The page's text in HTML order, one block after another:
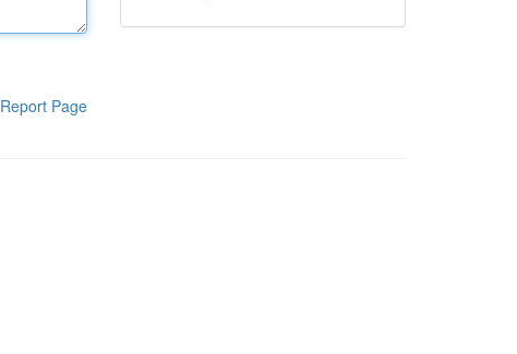
Report Page